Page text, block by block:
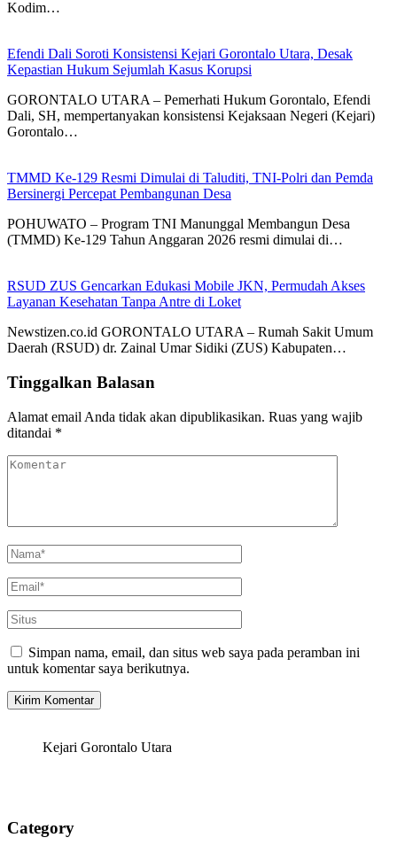
Kodim…
Efendi Dali Soroti Konsistensi Kejari Gorontalo Utara, Desak
Kepastian Hukum Sejumlah Kasus Korupsi
GORONTALO UTARA – Pemerhati Hukum Gorontalo, Efendi
Dali, SH, mempertanyakan konsistensi Kejaksaan Negeri (Kejari)
Gorontalo…
TMMD Ke-129 Resmi Dimulai di Taluditi, TNI-Polri dan Pemda
Bersinergi Percepat Pembangunan Desa
POHUWATO – Program TNI Manunggal Membangun Desa
(TMMD) Ke-129 Tahun Anggaran 2026 resmi dimulai di…
RSUD ZUS Gencarkan Edukasi Mobile JKN, Permudah Akses
Layanan Kesehatan Tanpa Antre di Loket
Newstizen.co.id GORONTALO UTARA – Rumah Sakit Umum
Daerah (RSUD) dr. Zainal Umar Sidiki (ZUS) Kabupaten…
Tinggalkan Balasan
Alamat email Anda tidak akan dipublikasikan. Ruas yang wajib
ditandai *
Simpan nama, email, dan situs web saya pada peramban ini
untuk komentar saya berikutnya.
Kejari Gorontalo Utara
Category